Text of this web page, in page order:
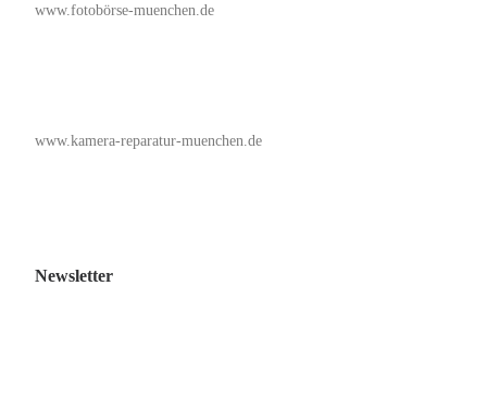
www.fotobörse-muenchen.de
www.kamera-reparatur-muenchen.de
Newsletter